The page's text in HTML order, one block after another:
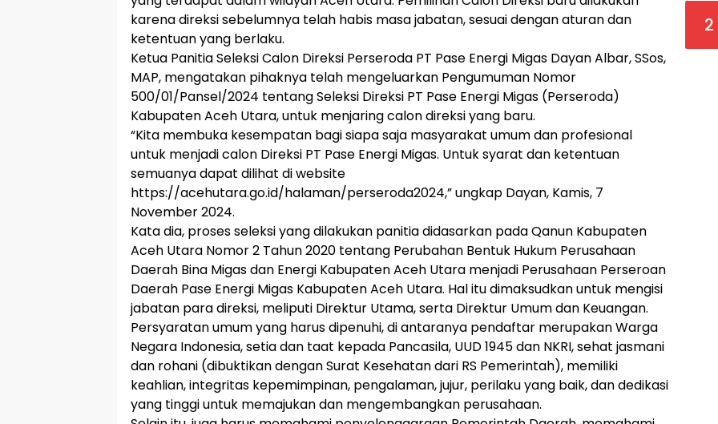
karena direksi sebelumnya telah habis masa jabatan, sesuai dengan aturan dan
ketentuan yang berlaku.
Ketua Panitia Seleksi Calon Direksi Perseroda PT Pase Energi Migas Dayan Albar, SSos,
MAP, mengatakan pihaknya telah mengeluarkan Pengumuman Nomor
500/01/Pansel/2024 tentang Seleksi Direksi PT Pase Energi Migas (Perseroda)
Kabupaten Aceh Utara, untuk menjaring calon direksi yang baru.
“Kita membuka kesempatan bagi siapa saja masyarakat umum dan profesional
untuk menjadi calon Direksi PT Pase Energi Migas. Untuk syarat dan ketentuan
semuanya dapat dilihat di website
https://acehutara.go.id/halaman/perseroda2024,” ungkap Dayan, Kamis, 7
November 2024.
Kata dia, proses seleksi yang dilakukan panitia didasarkan pada Qanun Kabupaten
Aceh Utara Nomor 2 Tahun 2020 tentang Perubahan Bentuk Hukum Perusahaan
Daerah Bina Migas dan Energi Kabupaten Aceh Utara menjadi Perusahaan Perseroan
Daerah Pase Energi Migas Kabupaten Aceh Utara. Hal itu dimaksudkan untuk mengisi
jabatan para direksi, meliputi Direktur Utama, serta Direktur Umum dan Keuangan.
Persyaratan umum yang harus dipenuhi, di antaranya pendaftar merupakan Warga
Negara Indonesia, setia dan taat kepada Pancasila, UUD 1945 dan NKRI, sehat jasmani
dan rohani (dibuktikan dengan Surat Kesehatan dari RS Pemerintah), memiliki
keahlian, integritas kepemimpinan, pengalaman, jujur, perilaku yang baik, dan dedikasi
yang tinggi untuk memajukan dan mengembangkan perusahaan.
2